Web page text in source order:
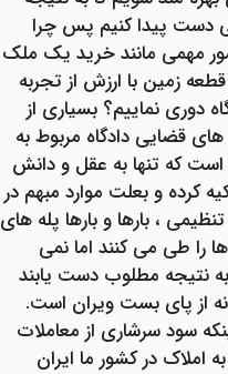
دست پیدا کنیم پس چرا
مهمی مانند خرید یک ملک
زمین با ارزش از تجربه
دوری نماییم؟ بسیاری از
های قضایی دادگاه مربوط به
است که تنها به عقل و دانش
کرده و بعلت موارد مبهم در
تنظیمی ، بارها و بارها پله های
ها را طی می کنند اما نمی
به نتیجه مطلوب دست یابند
از پای بست ویران است.
سود سرشاری از معاملات
املاک در کشور ما ایران